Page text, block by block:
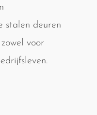
stalen deuren
voor